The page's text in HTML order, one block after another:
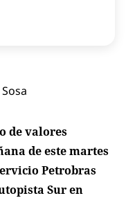
de valores
de este martes
Petrobras
Sur en